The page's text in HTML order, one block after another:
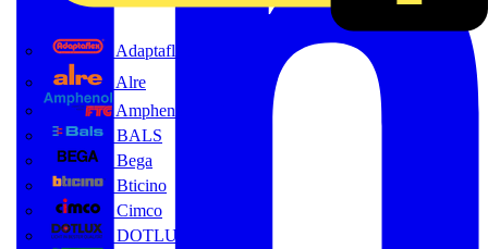
Adaptaflex
Alre
Amphenol FTG
BALS
Bega
Bticino
Cimco
DOTLUX GmbH